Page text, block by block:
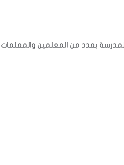
المدرسة بعدد من المعلمين والمعلمات